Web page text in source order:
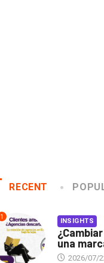
RECENT
1 INSIGHTS
una
2026/07/